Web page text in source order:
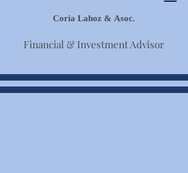
Coria Lahoz & Asoc.
Financial & Investment Advisor